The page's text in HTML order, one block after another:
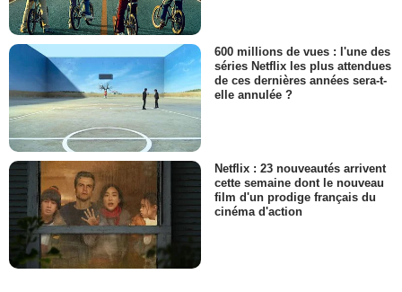
600 millions de vues : l'une des
séries Netflix les plus attendues
de ces dernières années sera-t-
elle annulée ?
Netflix : 23 nouveautés arrivent
cette semaine dont le nouveau
film d'un prodige français du
cinéma d'action